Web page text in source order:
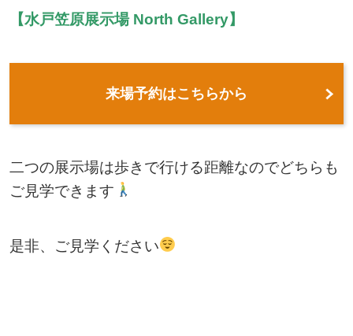
【水戸笠原展示場 North Gallery】
来場予約はこちらから
二つの展示場は歩きで行ける距離なのでどちらも
ご見学できます
是非、ご見学ください